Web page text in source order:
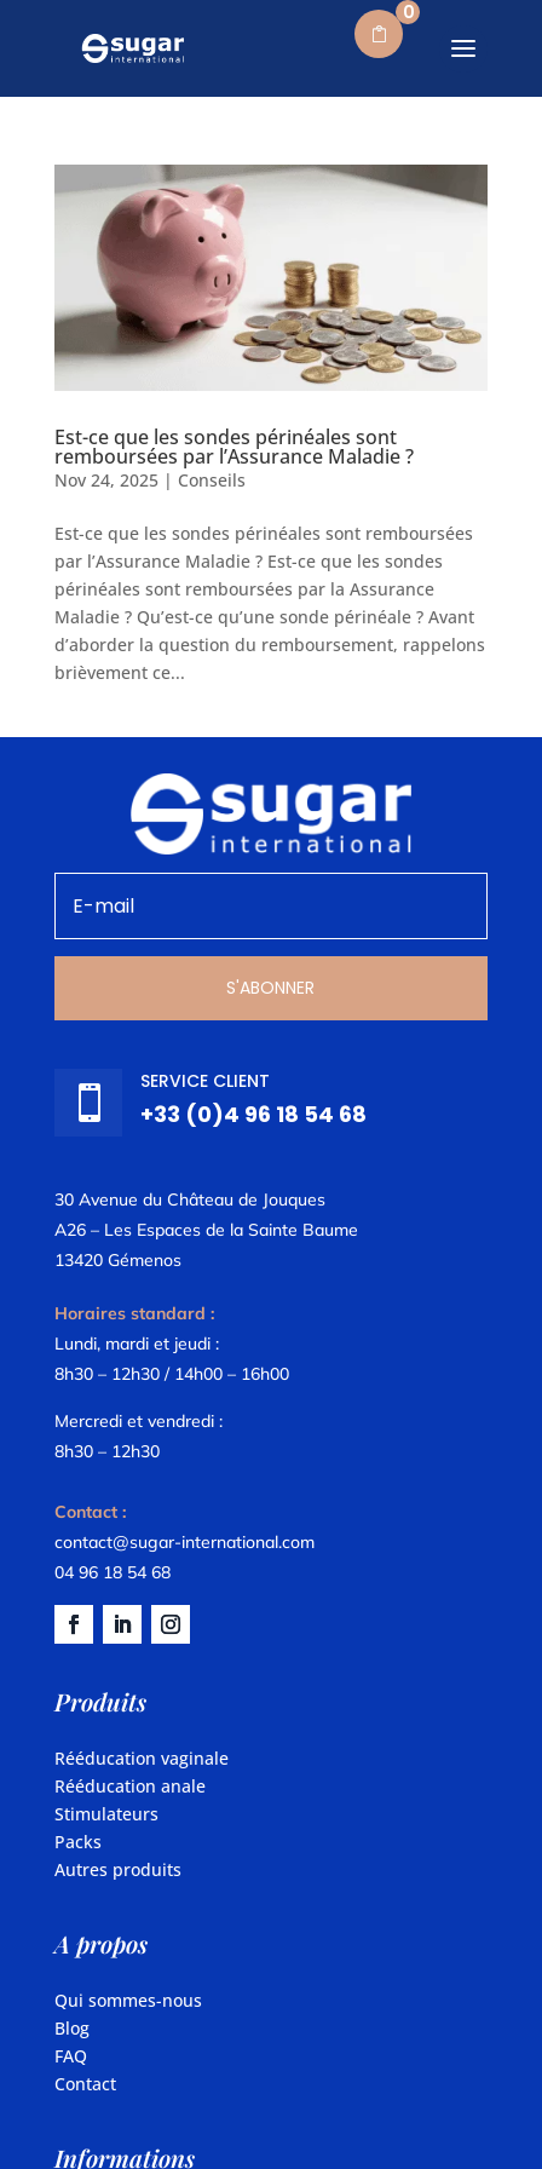
0
Est-ce que les sondes périnéales sont
remboursées par l’Assurance Maladie ?
Nov 24, 2025| Conseils
Est-ce que les sondes périnéales sont remboursées
par l’Assurance Maladie ? Est-ce que les sondes
périnéales sont remboursées par la ­Assurance
Maladie ? Qu’est-ce qu’une sonde périnéale ? Avant
d’aborder la question du remboursement, rappelons
brièvement ce...
S'ABONNER

SERVICE CLIENT
+33 (0)4 96 18 54 68
30 Avenue du Château de Jouques
A26 – Les Espaces de la Sainte Baume
13420 Gémenos
Horaires standard :
Lundi, mardi et jeudi :
8h30 – 12h30 / 14h00 – 16h00
Mercredi et vendredi :
8h30 – 12h30
Contact :
contact@sugar-international.com
04 96 18 54 68
Produits
Rééducation vaginale
Rééducation anale
Stimulateurs
Packs
Autres produits
A propos
Qui sommes-nous
Blog
FAQ
Contact
Informations